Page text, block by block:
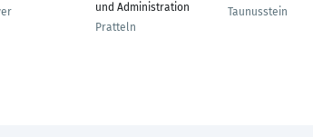
und Administration
Pratteln
Taunusstein